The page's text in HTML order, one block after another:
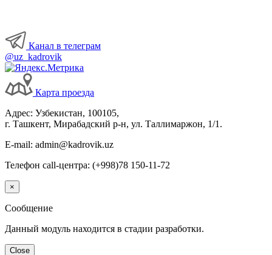
Канал в телеграм
@uz_kadrovik
Карта проезда
Адрес: Узбекистан, 100105,
г. Ташкент, Мирабадский р-н, ул. Таллимаржон, 1/1.
E-mail: admin@kadrovik.uz
Телефон call-центра: (+998)78 150-11-72
×
Сообщение
Данный модуль находится в стадии разработки.
Close